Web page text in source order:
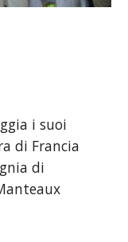
i suoi
di Francia
di